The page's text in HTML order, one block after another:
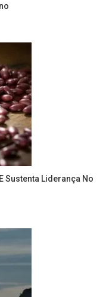
Sustenta Liderança No